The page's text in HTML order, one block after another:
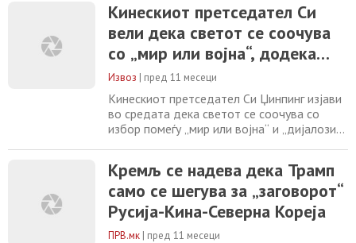
оружја, нуклеарен интерконтинентален
балистички проектил, подводни дронови и
хиперсонични противбродски проектили.
Особено внимание привлекоа „роботските
волци“, способни
Кинескиот претседател Си
вели дека светот се соочува
со „мир или војна“, додека
Трамп тврди дека Пекинг кова
заговор против САД
Извоз | пред 11 месеци
Кинескиот претседател Си Џинпинг изјави
во средата дека светот се соочува со
избор помеѓу „мир или војна“ и „дијалози
повод 80-годишнината од крајот на
Втората светска војна. Дизајниран да ја
проектира воената моќ и дипломатското
влијание на Кина, овој настан доаѓа во
време
Кремљ се надева дека Трамп
само се шегува за „заговорот“
Русија-Кина-Северна Кореја
ПРВ.мк | пред 11 месеци